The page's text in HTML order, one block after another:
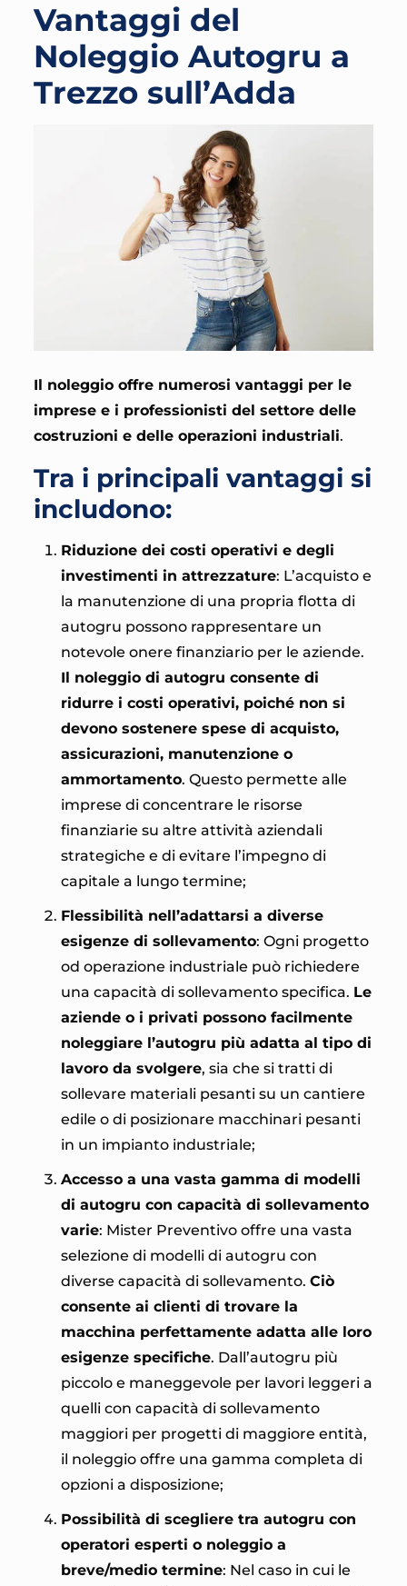
Vantaggi del
Noleggio Autogru a
Trezzo sull’Adda
Il noleggio offre numerosi vantaggi per le
imprese e i professionisti del settore delle
costruzioni e delle operazioni industriali.
Tra i principali vantaggi si
includono:
Riduzione dei costi operativi e degli
investimenti in attrezzature: L’acquisto e
la manutenzione di una propria flotta di
autogru possono rappresentare un
notevole onere finanziario per le aziende.
Il noleggio di autogru consente di
ridurre i costi operativi, poiché non si
devono sostenere spese di acquisto,
assicurazioni, manutenzione o
ammortamento. Questo permette alle
imprese di concentrare le risorse
finanziarie su altre attività aziendali
strategiche e di evitare l’impegno di
capitale a lungo termine;
Flessibilità nell’adattarsi a diverse
esigenze di sollevamento: Ogni progetto
od operazione industriale può richiedere
una capacità di sollevamento specifica. Le
aziende o i privati possono facilmente
noleggiare l’autogru più adatta al tipo di
lavoro da svolgere, sia che si tratti di
sollevare materiali pesanti su un cantiere
edile o di posizionare macchinari pesanti
in un impianto industriale;
Accesso a una vasta gamma di modelli
di autogru con capacità di sollevamento
varie: Mister Preventivo offre una vasta
selezione di modelli di autogru con
diverse capacità di sollevamento. Ciò
consente ai clienti di trovare la
macchina perfettamente adatta alle loro
esigenze specifiche. Dall’autogru più
piccolo e maneggevole per lavori leggeri a
quelli con capacità di sollevamento
maggiori per progetti di maggiore entità,
il noleggio offre una gamma completa di
opzioni a disposizione;
Possibilità di scegliere tra autogru con
operatori esperti o noleggio a
breve/medio termine: Nel caso in cui le